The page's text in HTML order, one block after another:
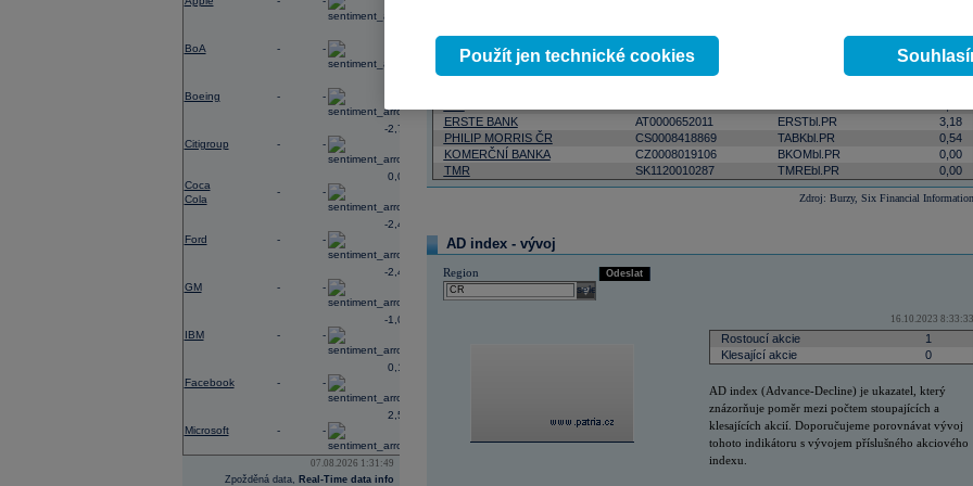
BoA - -
Boeing - -
Citigroup - -
-2,78
Coca
Cola
- -
0,02
Ford - -
-2,41
GM - -
-2,49
IBM - -
-1,06
Facebook - -
0,19
Microsoft - -
2,54
07.08.2026 1:31:49
Zpožděná data, Real-Time data info
06.08.2026 0:00:00
Název ISIN
ERSTE BANK
AT0000652011 ERSTbl.PR
3,18
PHILIP MORRIS ČR
CS0008418869 TABKbl.PR
0,54
KOMERČNÍ BANKA
CZ0008019106 BKOMbl.PR
0,00
TMR
SK1120010287 TMREbl.PR 0,00
Zdroj: Burzy, Six Financial Information
AD index - vývoj
Region
select
Odeslat
16.10.2023 8:33:33
Rostoucí akcie
1
Klesající akcie
0
AD index (Advance-Decline) je ukazatel, který
znázorňuje poměr mezi počtem stoupajících a
klesajících akcií. Doporučujeme porovnávat vývoj
tohoto indikátoru s vývojem příslušného akciového
indexu.
Použít jen technické cookies